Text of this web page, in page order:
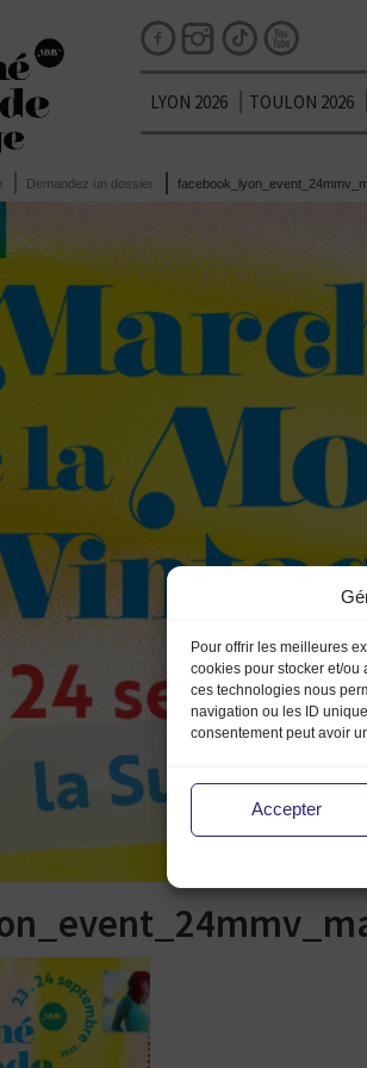
Pour offrir les meilleures
cookies pour stocker et/ou
ces technologies nous
navigation ou les ID
consentement peut avoir
Accepter
LYON 2026 TOULON 2026
Demandez un dossier